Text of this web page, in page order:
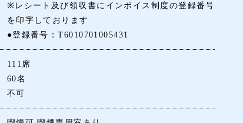
※レシート及び領収書にインボイス制度の登録番号
を印字しております
●登録番号：T6010701005431
111席
60名
不可